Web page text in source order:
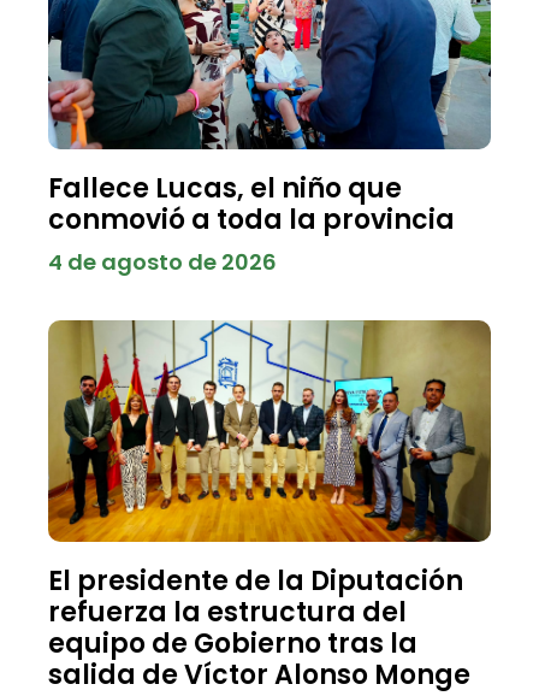
Fallece Lucas, el niño que
conmovió a toda la provincia
4 de agosto de 2026
El presidente de la Diputación
refuerza la estructura del
equipo de Gobierno tras la
salida de Víctor Alonso Monge